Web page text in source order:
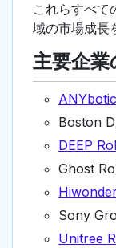
これらすべて
域の市場成長
主要企業
Boston
DEEP
Ghost
Sony
Unitree